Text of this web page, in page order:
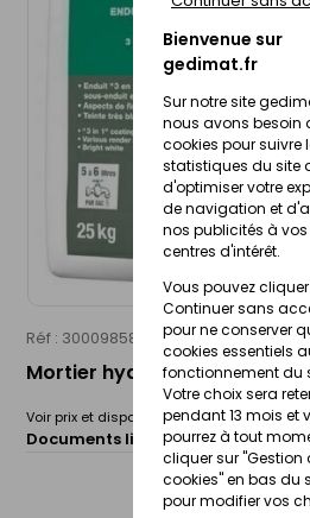
Bienvenue sur
gedimat.fr
Sur notre site
nous avons besoin
cookies pour suivre
statistiques du site
d'optimiser votre
de navigation et
nos publicités à vos
centres d'intérêt.
Vous pouvez cliquer
Continuer sans
pour ne conserver
cookies essentiels
fonctionnement du
Votre choix sera
pendant 13 mois et
pourrez à tout
cliquer sur "Gestion
cookies" en bas du
pour modifier vos
Réf : 30009858 PAREXLANKO
Mortier hydraulique UNITE
Voir prix et disponibilité en magasin
Documents liés : Fiche technique